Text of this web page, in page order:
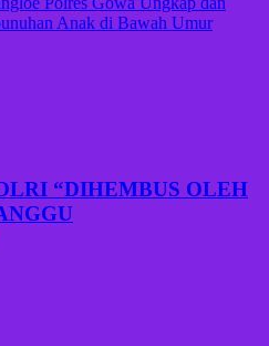
Anak di Bawah Umur
“DIHEMBUS OLEH